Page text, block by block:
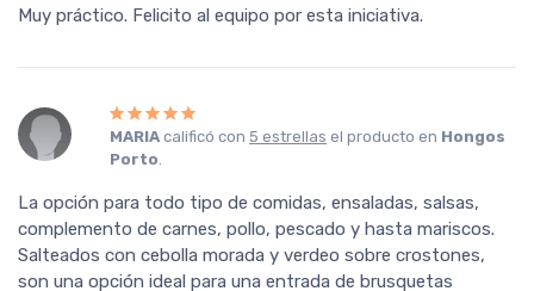
Muy práctico. Felicito al equipo por esta iniciativa.
MARIAcalificó con 5 estrellas el producto en Hongos
Porto.
La opción para todo tipo de comidas, ensaladas, salsas,
complemento de carnes, pollo, pescado y hasta mariscos.
Salteados con cebolla morada y verdeo sobre crostones,
son una opción ideal para una entrada de brusquetas